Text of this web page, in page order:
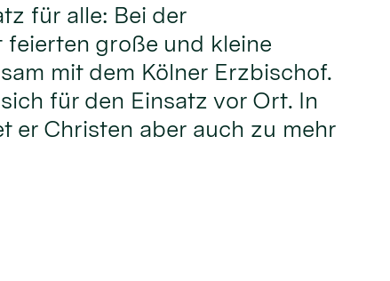
für alle: Bei der
feierten große und kleine
mit dem Kölner Erzbischof.
für den Einsatz vor Ort. In
er Christen aber auch zu mehr